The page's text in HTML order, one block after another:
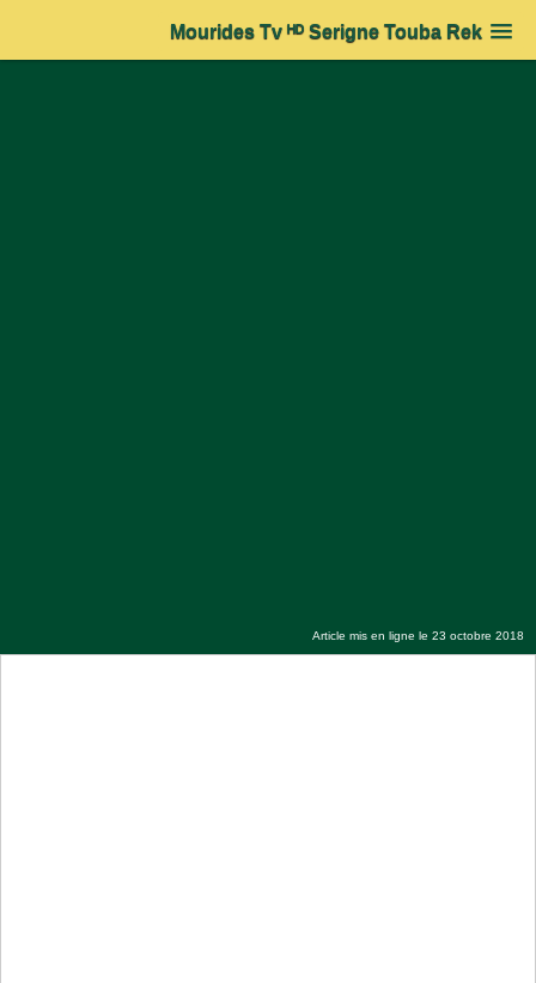
Mourides Tv ᴴᴰ Serigne Touba Rek
Article mis en ligne le 23 octobre 2018